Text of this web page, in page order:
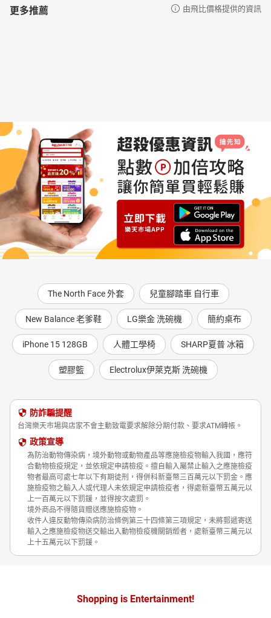
更多推薦 由飛比價格提供的資訊
The North Face 外套 兒童腳踏車 自行車
New Balance 老爹鞋 LG樂金 洗碗機 簡約桌布
iPhone 15 128GB 人體工學椅 SHARP夏普 冰箱
塑膠籃 Electrolux伊萊克斯 洗碗機
防詐騙提醒
台灣樂天市場與店家不會主動致電要求解除分期付款、要求ATM轉帳。
政策宣導
為防治動物傳染病，境外動物或動物產品等應施檢疫物輸入我國，應符
合動物檢疫規定，並依規定申請檢疫。擅自輸入屬禁止輸入之應施檢疫
物者最高可處七年以下有期徒刑，得併科新臺幣三百萬元以下罰金。應
施檢疫物之輸入人或代理人未依規定申請檢疫者，得處新臺幣五萬元以
上一百萬元以下罰鍰，並得按次處罰。
境外商品不得隨貨贈送應施檢疫物。
收件人違反動物傳染病防治條例第三十四條第三項規定，未將郵遞寄送
輸入之應施檢疫物送交輸出入動物檢疫機關銷燬者，處新臺幣三萬元以
上十五萬元以下罰鍰。
Shopping is Entertainment!